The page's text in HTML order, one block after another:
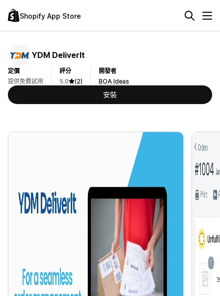
Shopify App Store
YDM DeliverIt
定價
提供免費試用
評分
5.0
(2)
開發者
BOA Ideas
安裝